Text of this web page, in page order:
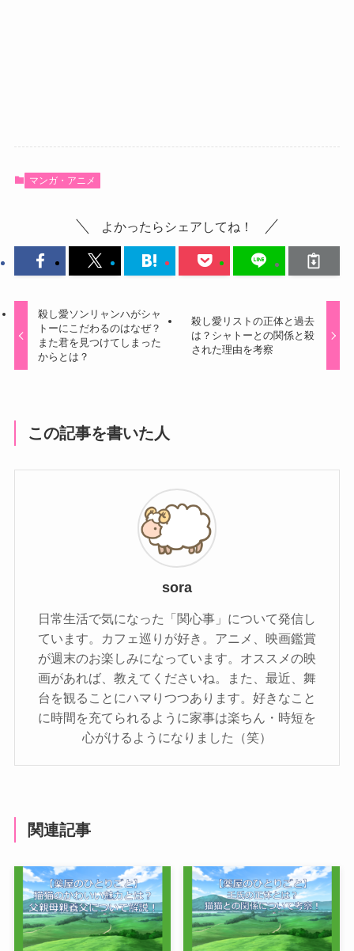
マンガ・アニメ
よかったらシェアしてね！
殺し愛ソンリャンハがシャ
トーにこだわるのはなぜ？
また君を見つけてしまった
からとは？
殺し愛リストの正体と過去
は？シャトーとの関係と殺
された理由を考察
この記事を書いた人
sora
日常生活で気になった「関心事」について発信し
ています。カフェ巡りが好き。アニメ、映画鑑賞
が週末のお楽しみになっています。オススメの映
画があれば、教えてくださいね。また、最近、舞
台を観ることにハマりつつあります。好きなこと
に時間を充てられるように家事は楽ちん・時短を
心がけるようになりました（笑）
関連記事